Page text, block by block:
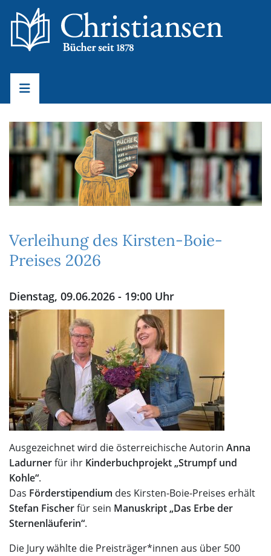
Verleihung des Kirsten-Boie-
Preises 2026
Dienstag, 09.06.2026 - 19:00 Uhr
Ausgezeichnet wird die österreichische Autorin Anna
Ladurnerfür ihr Kinderbuchprojekt „Strumpf und
Kohle“.
Das Förderstipendium des Kirsten-Boie-Preises erhält
Stefan Fischerfür sein Manuskript „Das Erbe der
Sternenläuferin“.
Die Jury wählte die Preisträger*innen aus über 500